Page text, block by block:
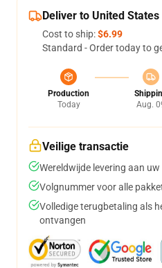
Deliver to United States
Cost to ship:$6.99
Standard - Order today to
Production
Today
Aug.
Veilige transactie
Wereldwijde levering aan uw
Volgnummer voor alle
Volledige terugbetaling als
ontvangen